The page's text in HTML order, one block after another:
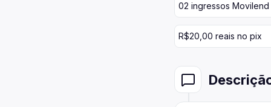
02 ingressos Movilend
R$20,00 reais no pix